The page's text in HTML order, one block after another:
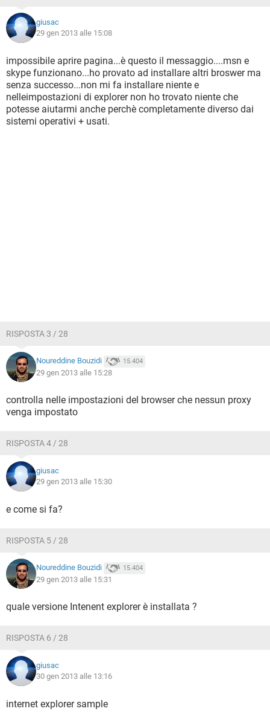
giusac
29 gen 2013 alle 15:08
impossibile aprire pagina...è questo il messaggio....msn e
skype funzionano...ho provato ad installare altri broswer ma
senza successo...non mi fa installare niente e
nelleimpostazioni di explorer non ho trovato niente che
potesse aiutarmi anche perchè completamente diverso dai
sistemi operativi + usati.
RISPOSTA 3 / 28
Noureddine Bouzidi 15.404
29 gen 2013 alle 15:28
controlla nelle impostazioni del browser che nessun proxy
venga impostato
RISPOSTA 4 / 28
giusac
29 gen 2013 alle 15:30
e come si fa?
RISPOSTA 5 / 28
Noureddine Bouzidi 15.404
29 gen 2013 alle 15:31
quale versione Intenent explorer è installata ?
RISPOSTA 6 / 28
giusac
30 gen 2013 alle 13:16
internet explorer sample